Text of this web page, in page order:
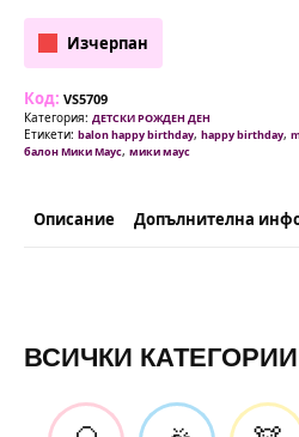
Изчерпан
Код: VS5709
Категория: ДЕТСКИ РОЖДЕН ДЕН
Етикети: balon happy birthday, happy birthday,
балон Мики Маус, мики маус
Описание Допълнителна
ВСИЧКИ КАТЕГОРИИ